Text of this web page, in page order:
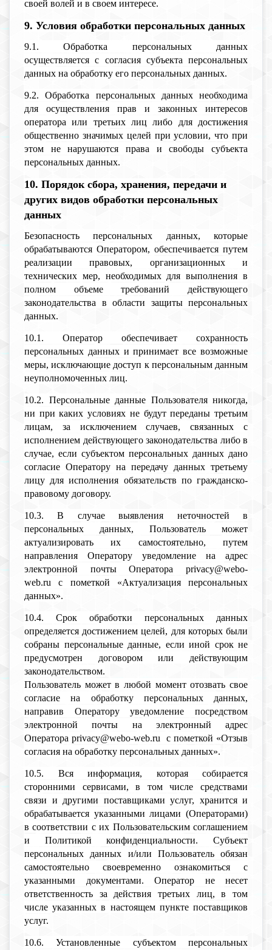
своей волей и в своем интересе.
9. Условия обработки персональных данных
9.1. Обработка персональных данных
осуществляется с согласия субъекта персональных
данных на обработку его персональных данных.
9.2. Обработка персональных данных необходима
для осуществления прав и законных интересов
оператора или третьих лиц либо для достижения
общественно значимых целей при условии, что при
этом не нарушаются права и свободы субъекта
персональных данных.
10. Порядок сбора, хранения, передачи и
других видов обработки персональных
данных
Безопасность персональных данных, которые
обрабатываются Оператором, обеспечивается путем
реализации правовых, организационных и
технических мер, необходимых для выполнения в
полном объеме требований действующего
законодательства в области защиты персональных
данных.
10.1. Оператор обеспечивает сохранность
персональных данных и принимает все возможные
меры, исключающие доступ к персональным данным
неуполномоченных лиц.
10.2. Персональные данные Пользователя никогда,
ни при каких условиях не будут переданы третьим
лицам, за исключением случаев, связанных с
исполнением действующего законодательства либо в
случае, если субъектом персональных данных дано
согласие Оператору на передачу данных третьему
лицу для исполнения обязательств по гражданско-
правовому договору.
10.3. В случае выявления неточностей в
персональных данных, Пользователь может
актуализировать их самостоятельно, путем
направления Оператору уведомление на адрес
электронной почты Оператора privacy@webo-
web.ru с пометкой «Актуализация персональных
данных».
10.4. Срок обработки персональных данных
определяется достижением целей, для которых были
собраны персональные данные, если иной срок не
предусмотрен договором или действующим
законодательством.
Пользователь может в любой момент отозвать свое
согласие на обработку персональных данных,
направив Оператору уведомление посредством
электронной почты на электронный адрес
Оператора privacy@webo-web.ru с пометкой «Отзыв
согласия на обработку персональных данных».
10.5. Вся информация, которая собирается
сторонними сервисами, в том числе средствами
связи и другими поставщиками услуг, хранится и
обрабатывается указанными лицами (Операторами)
в соответствии с их Пользовательским соглашением
и Политикой конфиденциальности. Субъект
персональных данных и/или Пользователь обязан
самостоятельно своевременно ознакомиться с
указанными документами. Оператор не несет
ответственность за действия третьих лиц, в том
числе указанных в настоящем пункте поставщиков
услуг.
10.6. Установленные субъектом персональных